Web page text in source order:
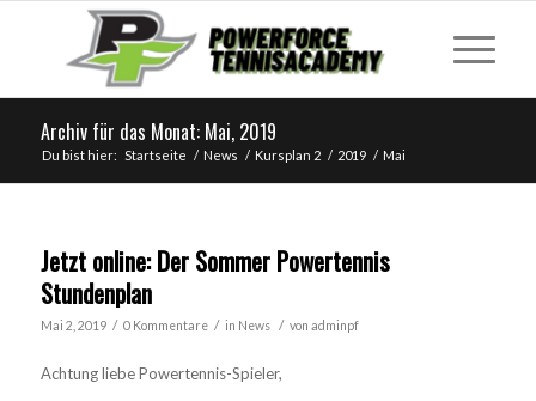
Archiv für das Monat: Mai, 2019
Du bist hier: Startseite / News / Kursplan 2 / 2019 / Mai
Jetzt online: Der Sommer Powertennis
Stundenplan
Mai 2, 2019 / 0 Kommentare / in News / von adminpf
Achtung liebe Powertennis-Spieler,